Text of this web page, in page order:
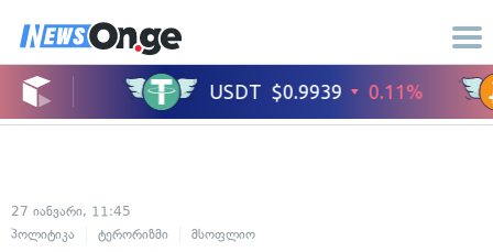
27 იანვარი, 11:45
პოლიტიკა
ტერორიზმი მსოფლიო